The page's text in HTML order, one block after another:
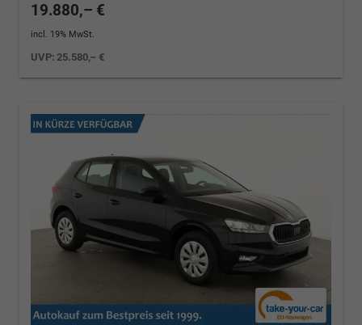
19.880,– €
incl. 19% MwSt.
UVP:25.580,– €